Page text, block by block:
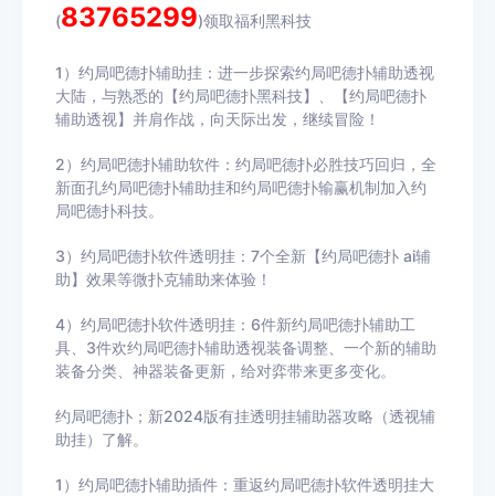
(83765299)领取福利黑科技
1）约局吧德扑辅助挂：进一步探索约局吧德扑辅助透视
大陆，与熟悉的【约局吧德扑黑科技】、【约局吧德扑
辅助透视】并肩作战，向天际出发，继续冒险！
2）约局吧德扑辅助软件：约局吧德扑必胜技巧回归，全
新面孔约局吧德扑辅助挂和约局吧德扑输赢机制加入约
局吧德扑科技。
3）约局吧德扑软件透明挂：7个全新【约局吧德扑 ai辅
助】效果等微扑克辅助来体验！
4）约局吧德扑软件透明挂：6件新约局吧德扑辅助工
具、3件欢约局吧德扑辅助透视装备调整、一个新的辅助
装备分类、神器装备更新，给对弈带来更多变化。
约局吧德扑；新2024版有挂透明挂辅助器攻略（透视辅
助挂）了解。
1）约局吧德扑辅助插件：重返约局吧德扑软件透明挂大